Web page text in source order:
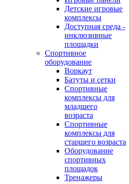
Детские игровые
комплексы
Доступная среда -
инклюзивные
площадки
Спортивное
оборудование
Воркаут
Батуты и сетки
Спортивные
комплексы для
младшего
возраста
Спортивные
комплексы для
старшего возраста
Оборудование
спортивных
площадок
Тренажеры